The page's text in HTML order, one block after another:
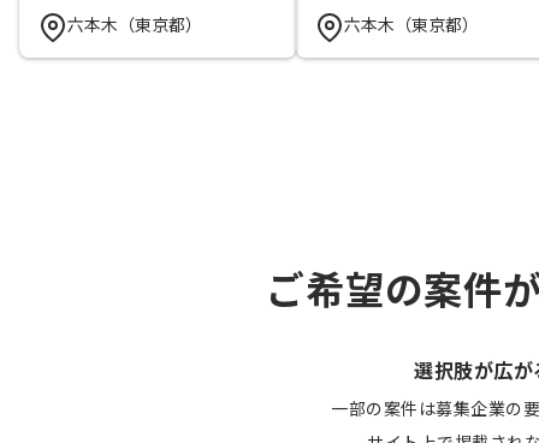
六本木（東京都）
六本木（東京都）
ご希望の案件
選択肢が広が
一部の案件は募集企業の